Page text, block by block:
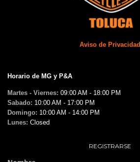
Aviso de Privacidad
Horario de MG y P&A
Martes - Viernes: 09:00 AM - 18:00 PM
Sabado: 10:00 AM - 17:00 PM
Domingo: 10:00 AM - 14:00 PM
Lunes: Closed
REGISTRARSE